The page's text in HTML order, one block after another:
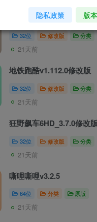
火柴人绳索英雄迈阿密
32位 修改版 分类
21天前
地铁跑酷v1.112.0修改版
32位 修改版 分类
21天前
狂野飙车6HD_3.7.0修改版
32位 修改版 分类
21天前
嘶哩嘶哩v3.2.5
64位 分类 原版
21天前
隐私政策 版